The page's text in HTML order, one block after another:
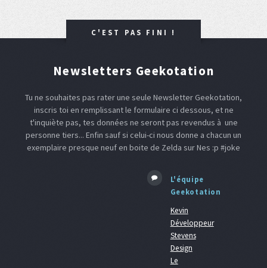
C'EST PAS FINI !
Newsletters Geekotation
Tu ne souhaites pas rater une seule Newsletter Geekotation,
inscris toi en remplissant le formulaire ci dessous, et ne
t'inquiète pas, tes données ne seront pas revendus à une
personne tiers... Enfin sauf si celui-ci nous donne a chacun un
exemplaire presque neuf en boite de Zelda sur Nes :p #joke
L'équipe
Geekotation
Kevin
Développeur
Stevens
Design
Le